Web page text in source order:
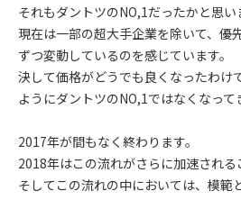
それもダントツのNO,1だったかと思い
現在は一部の超大手企業を除いて、優
ずつ変動しているのを感じています。
決して価格がどうでも良くなったわけ
ようにダントツのNO,1ではなくなって
2017年が間もなく終わります。
2018年はこの流れがさらに加速される
そしてこの流れの中においては、模範